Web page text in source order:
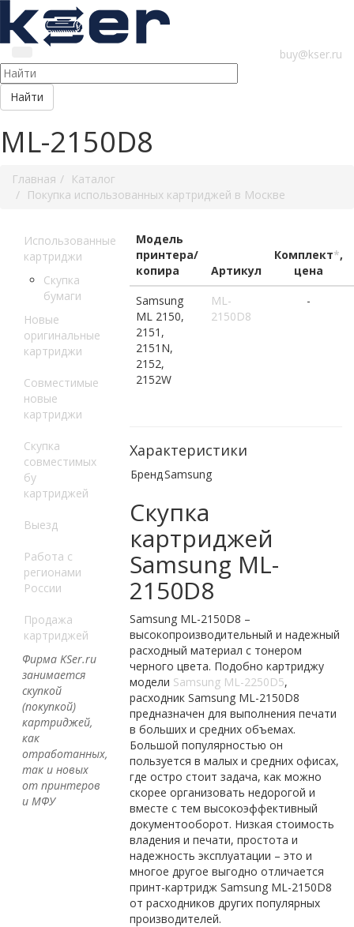
buy@kser.ru
Найти
ML-2150D8
Главная
Каталог
Покупка использованных картриджей в Москве
Использованные
картриджи
Скупка
бумаги
Новые
оригинальные
картриджи
Совместимые
новые
картриджи
Скупка
совместимых
бу
картриджей
Выезд
Работа с
регионами
России
Продажа
картриджей
Фирма KSer.ru
занимается
скупкой
(покупкой)
картриджей,
как
отработанных,
так и новых
от принтеров
и МФУ
Модель
принтера/
копира
Артикул
Комплект*,
цена
Samsung
ML 2150,
2151,
2151N,
2152,
2152W
ML-
2150D8
-
Характеристики
БрендSamsung
Скупка
картриджей
Samsung ML-
2150D8
Samsung ML-2150D8 –
высокопроизводительный и надежный
расходный материал с тонером
черного цвета. Подобно картриджу
модели Samsung ML-2250D5,
расходник Samsung ML-2150D8
предназначен для выполнения печати
в больших и средних объемах.
Большой популярностью он
пользуется в малых и средних офисах,
где остро стоит задача, как можно
скорее организовать недорогой и
вместе с тем высокоэффективный
документооборот. Низкая стоимость
владения и печати, простота и
надежность эксплуатации – это и
многое другое выгодно отличается
принт-картридж Samsung ML-2150D8
от расходников других популярных
производителей.